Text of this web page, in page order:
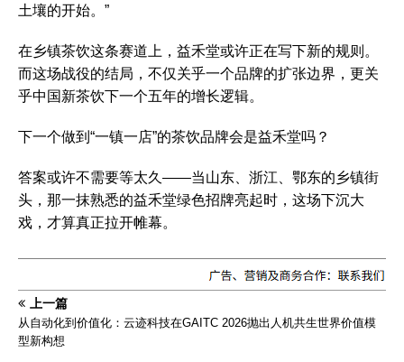
土壤的开始。”
在乡镇茶饮这条赛道上，益禾堂或许正在写下新的规则。
而这场战役的结局，不仅关乎一个品牌的扩张边界，更关
乎中国新茶饮下一个五年的增长逻辑。
下一个做到“一镇一店”的茶饮品牌会是益禾堂吗？
答案或许不需要等太久——当山东、浙江、鄂东的乡镇街
头，那一抹熟悉的益禾堂绿色招牌亮起时，这场下沉大
戏，才算真正拉开帷幕。
上一篇
从自动化到价值化：云迹科技在GAITC 2026抛出人机共生世界价值模
型新构想